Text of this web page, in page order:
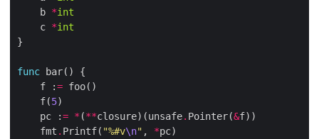
    b
*int
    c
*int
func
    f :
=
    f(
5
    pc :
= * (**closure)(unsafe. Pointer(&
    fmt
. Printf( "%#v\n" , *